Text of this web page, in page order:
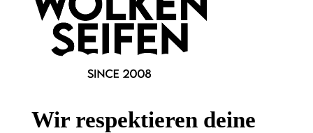
Informationen
Gesetzliche Informationen
Wissenswertes
Wir respektieren deine